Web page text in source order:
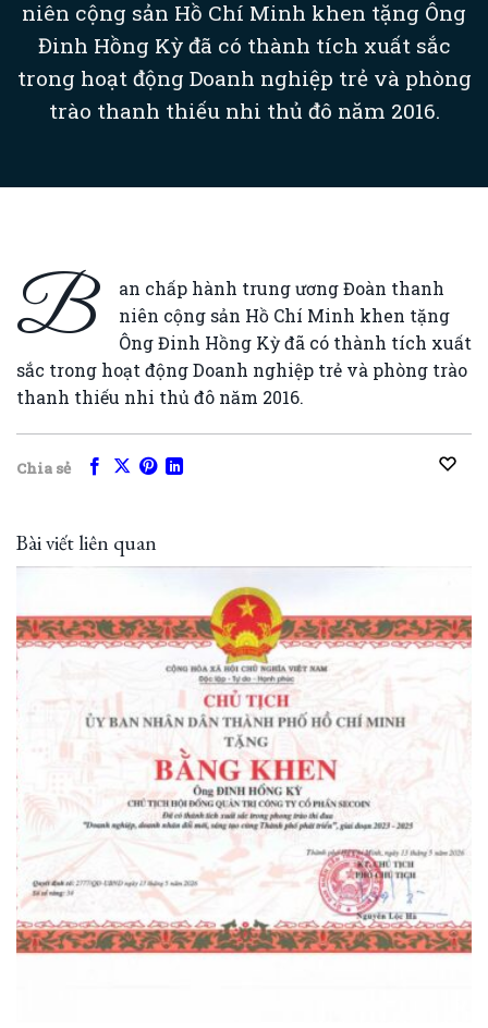
niên cộng sản Hồ Chí Minh khen tặng Ông
Đinh Hồng Kỳ đã có thành tích xuất sắc
trong hoạt động Doanh nghiệp trẻ và phòng
trào thanh thiếu nhi thủ đô năm 2016.
B
an chấp hành trung ương Đoàn thanh
niên cộng sản Hồ Chí Minh khen tặng
Ông Đinh Hồng Kỳ đã có thành tích xuất
sắc trong hoạt động Doanh nghiệp trẻ và phòng trào
thanh thiếu nhi thủ đô năm 2016.
Chia sẻ
Bài viết liên quan